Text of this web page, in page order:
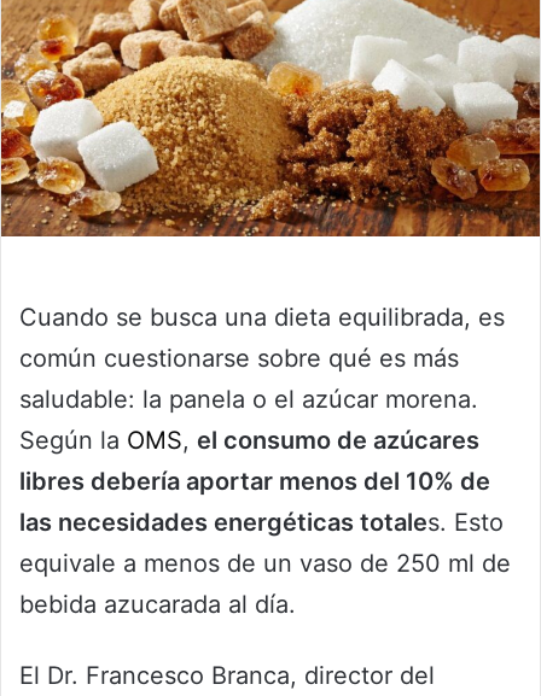
Cuando se busca una dieta equilibrada, es
común cuestionarse sobre qué es más
saludable: la panela o el azúcar morena.
Según la OMS, el consumo de azúcares
libres debería aportar menos del 10% de
las necesidades energéticas totales. Esto
equivale a menos de un vaso de 250 ml de
bebida azucarada al día.
El Dr. Francesco Branca, director del